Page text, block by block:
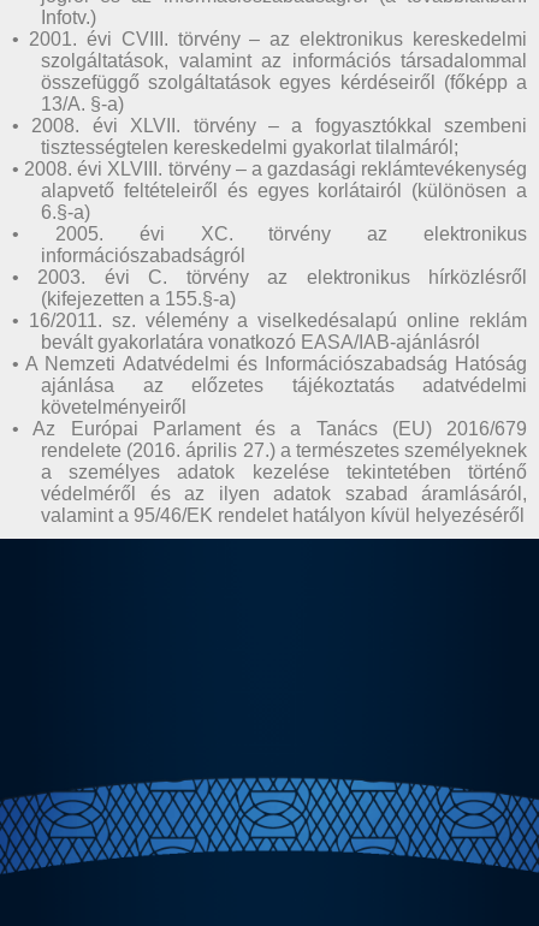
Infotv.)
• 2001. évi CVIII. törvény – az elektronikus kereskedelmi
szolgáltatások, valamint az információs társadalommal
összefüggő szolgáltatások egyes kérdéseiről (főképp a
13/A. §-a)
• 2008. évi XLVII. törvény – a fogyasztókkal szembeni
tisztességtelen kereskedelmi gyakorlat tilalmáról;
• 2008. évi XLVIII. törvény – a gazdasági reklámtevékenység
alapvető feltételeiről és egyes korlátairól (különösen a
6.§-a)
• 2005. évi XC. törvény az elektronikus
információszabadságról
• 2003. évi C. törvény az elektronikus hírközlésről
(kifejezetten a 155.§-a)
• 16/2011. sz. vélemény a viselkedésalapú online reklám
bevált gyakorlatára vonatkozó EASA/IAB-ajánlásról
• A Nemzeti Adatvédelmi és Információszabadság Hatóság
ajánlása az előzetes tájékoztatás adatvédelmi
követelményeiről
• Az Európai Parlament és a Tanács (EU) 2016/679
rendelete (2016. április 27.) a természetes személyeknek
a személyes adatok kezelése tekintetében történő
védelméről és az ilyen adatok szabad áramlásáról,
valamint a 95/46/EK rendelet hatályon kívül helyezéséről